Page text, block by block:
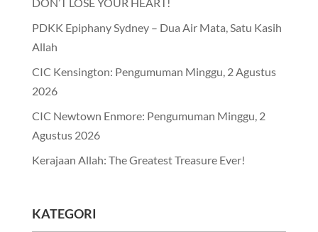
PDKK Epiphany Sydney – Dua Air Mata, Satu Kasih
Allah
CIC Kensington: Pengumuman Minggu, 2 Agustus
2026
CIC Newtown Enmore: Pengumuman Minggu, 2
Agustus 2026
Kerajaan Allah: The Greatest Treasure Ever!
KATEGORI